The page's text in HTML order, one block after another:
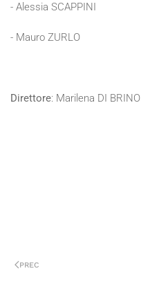
- Alessia SCAPPINI
- Mauro ZURLO
Direttore: Marilena DI BRINO
PREC